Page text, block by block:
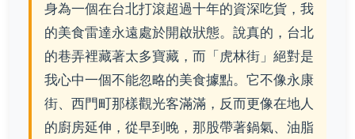
身為一個在台北打滾超過十年的資深吃貨，我
的美食雷達永遠處於開啟狀態。說真的，台北
的巷弄裡藏著太多寶藏，而「虎林街」絕對是
我心中一個不能忽略的美食據點。它不像永康
街、西門町那樣觀光客滿滿，反而更像在地人
的廚房延伸，從早到晚，那股帶著鍋氣、油脂